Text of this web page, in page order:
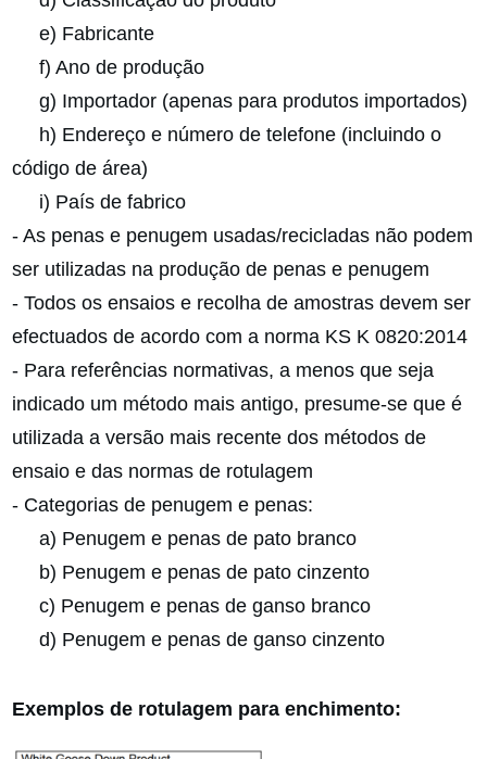
e) Fabricante
f) Ano de produção
g) Importador (apenas para produtos importados)
h) Endereço e número de telefone (incluindo o
código de área)
i) País de fabrico
- As penas e penugem usadas/recicladas não podem
ser utilizadas na produção de penas e penugem
- Todos os ensaios e recolha de amostras devem ser
efectuados de acordo com a norma KS K 0820:2014
- Para referências normativas, a menos que seja
indicado um método mais antigo, presume-se que é
utilizada a versão mais recente dos métodos de
ensaio e das normas de rotulagem
- Categorias de penugem e penas:
a) Penugem e penas de pato branco
b) Penugem e penas de pato cinzento
c) Penugem e penas de ganso branco
d) Penugem e penas de ganso cinzento
Exemplos de rotulagem para enchimento: